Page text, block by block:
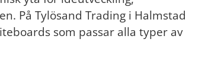
På Tylösand Trading i Halmstad
som passar alla typer av